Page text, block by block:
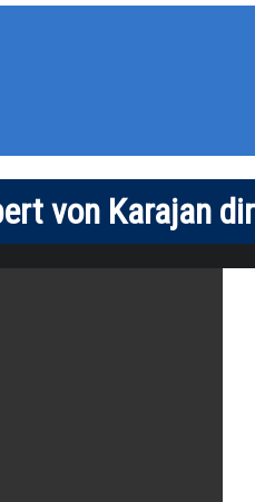
von Karajan